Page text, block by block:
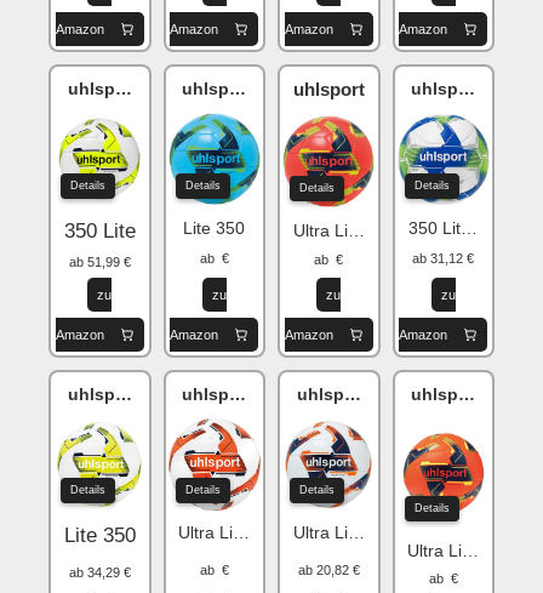
Amazon Amazon Amazon Amazon
uhlsport Addglue
Details
350 Lite
ab 51,99 €
zu
Amazon
uhlsport Soft
Details
Lite 350
ab €
zu
Amazon
uhlsport
Details
Ultra Lite 290
ab €
zu
Amazon
uhlsport
Details
350 Lite Match
ab 31,12 €
zu
Amazon
uhlsport Synergy
Details
Lite 350
ab 34,29 €
uhlsport Synergy
Details
Ultra Lite 290
ab €
uhlsport Soft
Details
Ultra Lite 290
ab 20,82 €
uhlsport
Details
Ultra Light 290
ab €